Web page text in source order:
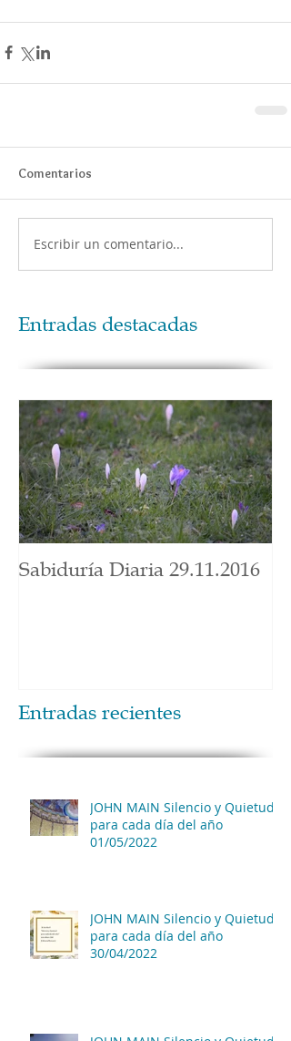
Comentarios
Escribir un comentario...
Entradas destacadas
Sabiduría Diaria 29.11.2016
Entradas recientes
JOHN MAIN Silencio y Quietud
para cada día del año
01/05/2022
JOHN MAIN Silencio y Quietud
para cada día del año
30/04/2022